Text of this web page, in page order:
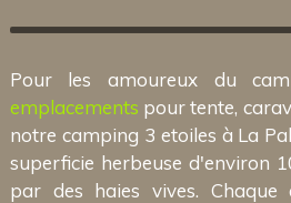
Pour les amoureux du
emplacements pour tente,
notre camping 3 etoiles à La
superficie herbeuse d'environ
par des haies vives. Chaque